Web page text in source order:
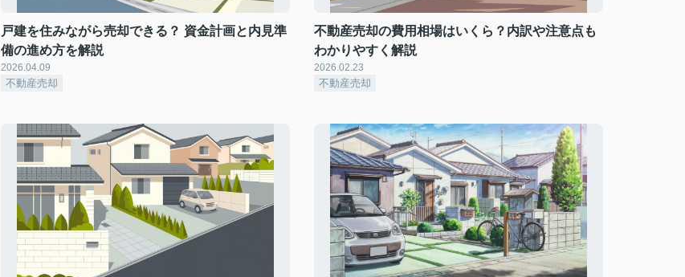
戸建を住みながら売却できる？ 資金計画と内見準
備の進め方を解説
2026.04.09
不動産売却
不動産売却の費用相場はいくら？内訳や注意点も
わかりやすく解説
2026.02.23
不動産売却